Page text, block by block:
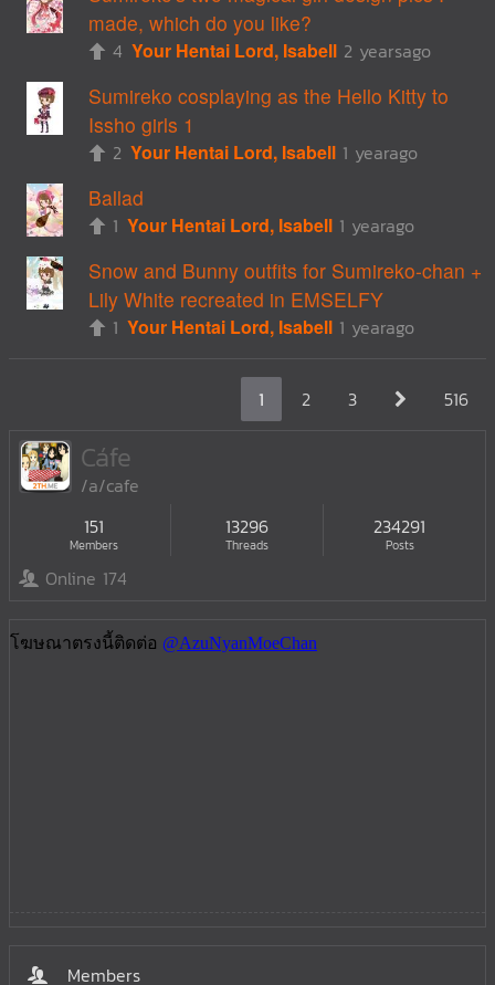
made, which do you like?
4 Your Hentai Lord, Isabell 2 yearsago
Sumireko cosplaying as the Hello Kitty to
Issho girls 1
2 Your Hentai Lord, Isabell 1 yearago
Ballad
1 Your Hentai Lord, Isabell 1 yearago
Snow and Bunny outfits for Sumireko-chan +
Lily White recreated in EMSELFY
1 Your Hentai Lord, Isabell 1 yearago
1 2 3 516
Cáfe
/a/cafe
151
Members
13296
Threads
234291
Posts
Online 174
Members